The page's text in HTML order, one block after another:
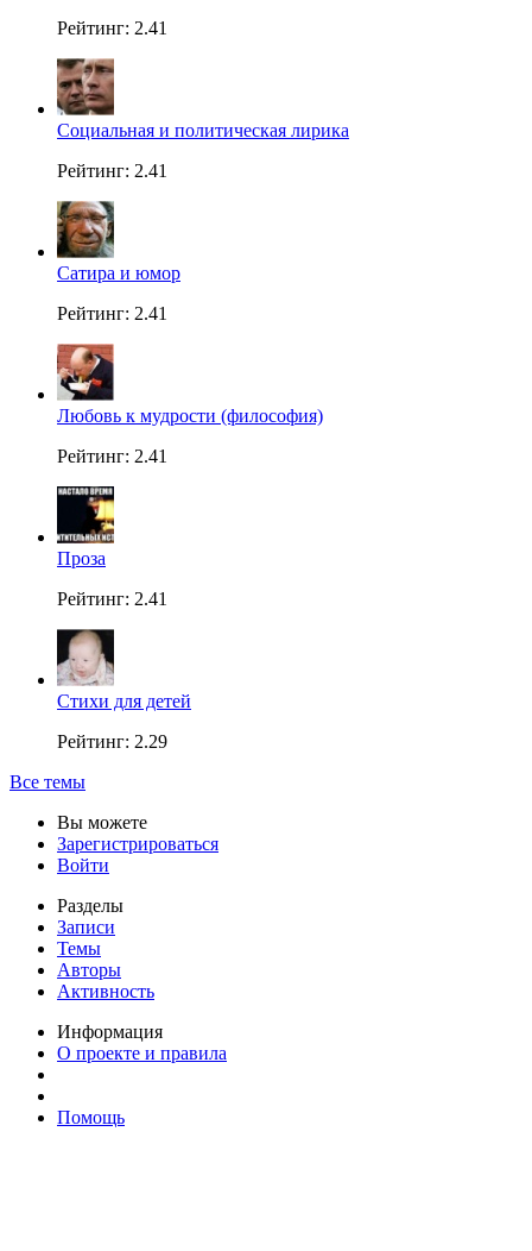
Рейтинг: 2.41
Социальная и политическая лирика
Рейтинг: 2.41
Сатира и юмор
Рейтинг: 2.41
Любовь к мудрости (философия)
Рейтинг: 2.41
Проза
Рейтинг: 2.41
Стихи для детей
Рейтинг: 2.29
Все темы
Вы можете
Зарегистрироваться
Войти
Разделы
Записи
Темы
Авторы
Активность
Информация
О проекте и правила
Помощь